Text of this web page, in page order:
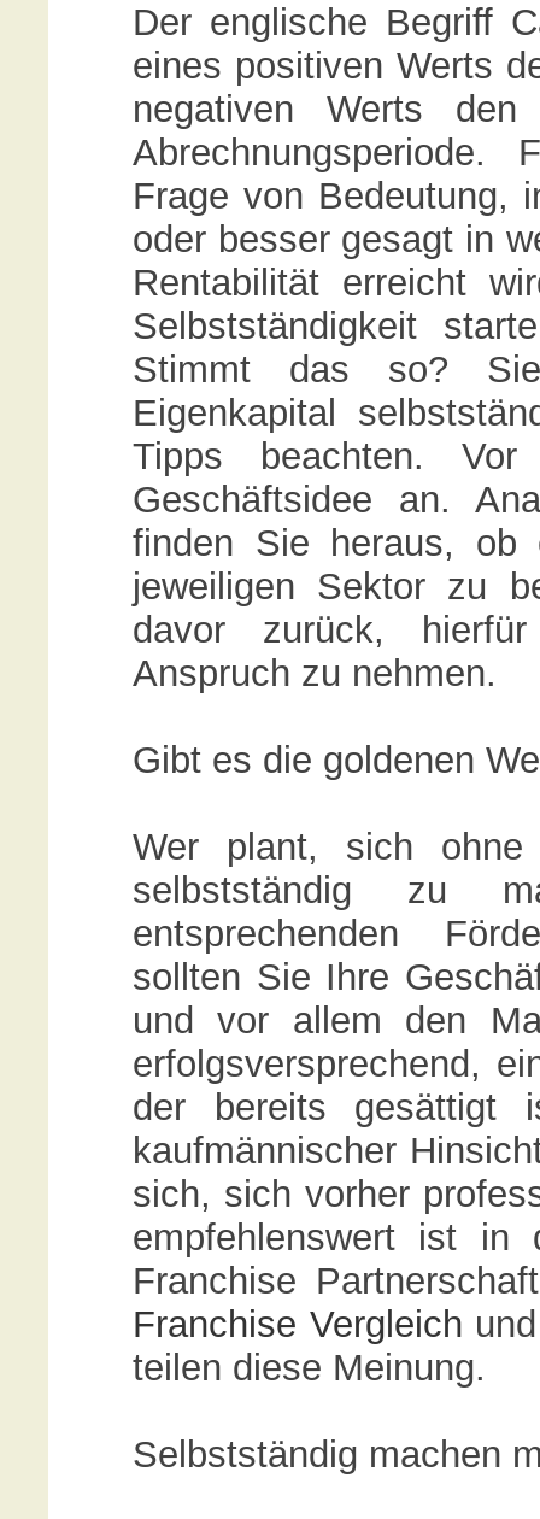
Der englische Begriff
eines positiven Werts
negativen Werts den
Frage von Bedeutung,
oder besser gesagt in
Rentabilität erreicht
Selbstständigkeit
Stimmt das so?
Eigenkapital
Tipps beachten.
Geschäftsidee an.
finden Sie heraus, ob
jeweiligen Sektor zu
davor zurück,
Anspruch zu nehmen.
Gibt es die goldenen
Wer plant, sich ohne
selbstständig zu
entsprechenden
sollten Sie Ihre
und vor allem den
erfolgsversprechend,
der bereits gesättigt
kaufmännischer
sich, sich vorher
empfehlenswert ist
Franchise
Franchise Vergleich
teilen diese Meinung.
Selbstständig machen